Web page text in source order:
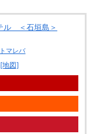
ル ＜石垣島＞
トマレバ
[地図]